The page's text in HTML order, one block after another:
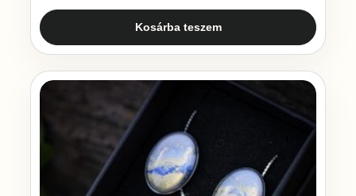
Kosárba teszem